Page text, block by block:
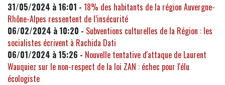
31/05/2024 à 16:01 - 18% des habitants de la région Auvergne-
Rhône-Alpes ressentent de l’insécurité
06/02/2024 à 10:20 - Subventions culturelles de la Région : les
socialistes écrivent à Rachida Dati
06/01/2024 à 15:26 - Nouvelle tentative d'attaque de Laurent
Wauquiez sur le non-respect de la loi ZAN : échec pour l'élu
écologiste